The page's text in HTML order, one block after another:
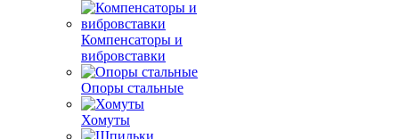
Компенсаторы и
вибровставки
Опоры стальные
Хомуты